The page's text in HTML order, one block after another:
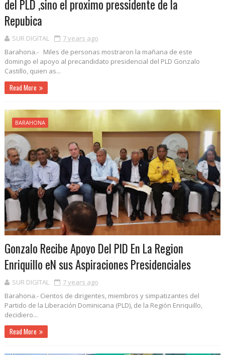
del PLD ,sino el proximo pressidente de la
Repubica
SUR DIGITAL
7 years ago
Barahona.- Miles de personas mostraron la mañana de este
domingo el apoyo al precandidato presidencial del PLD Gonzalo
Castillo, quien as...
Read More
BARAHONA
Gonzalo Recibe Apoyo Del PlD En La Region
Enriquillo eN sus Aspiraciones Presidenciales
SUR DIGITAL
7 years ago
Barahona.- Cientos de dirigentes, miembros y simpatizantes del
Partido de la Liberación Dominicana (PLD), de la Región Enriquillo,
decidiero...
Read More